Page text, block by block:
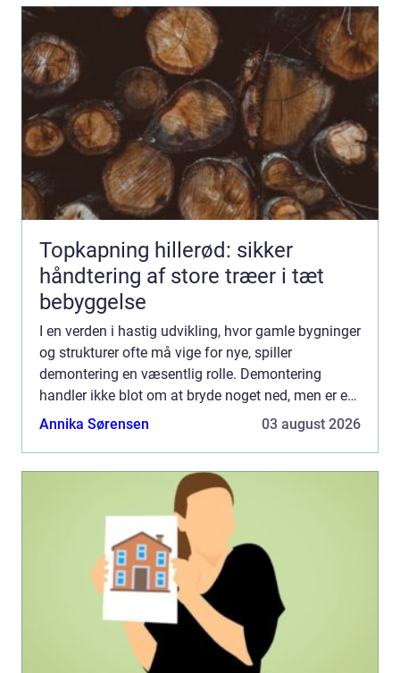
Topkapning hillerød: sikker
håndtering af store træer i tæt
bebyggelse
I en verden i hastig udvikling, hvor gamle bygninger
og strukturer ofte må vige for nye, spiller
demontering en væsentlig rolle. Demontering
handler ikke blot om at bryde noget ned, men er en
præcis og omhyggelig proces, der kr&aeli...
Annika Sørensen 03 august 2026